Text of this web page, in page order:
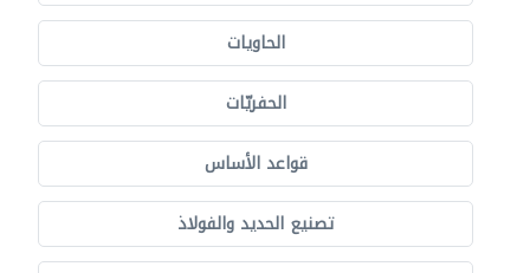
الحاويات
الحفريّات
قواعد الأساس
تصنيع الحديد والفولاذ